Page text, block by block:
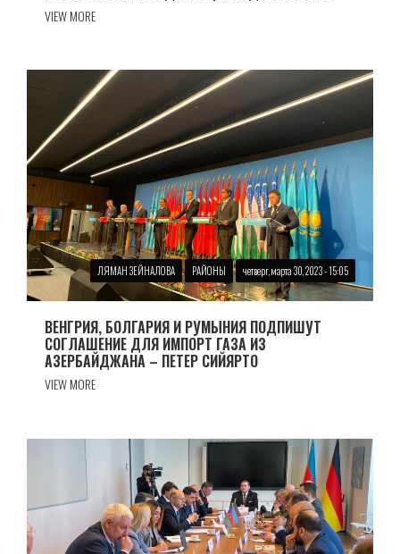
VIEW MORE
ЛЯМАН ЗЕЙНАЛОВА РАЙОНЫ четверг, марта 30, 2023 - 15:05
ВЕНГРИЯ, БОЛГАРИЯ И РУМЫНИЯ ПОДПИШУТ
СОГЛАШЕНИЕ ДЛЯ ИМПОРТ ГАЗА ИЗ
АЗЕРБАЙДЖАНА – ПЕТЕР СИЙЯРТО
VIEW MORE